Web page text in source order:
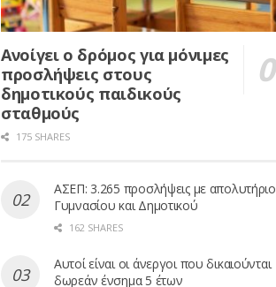
Ανοίγει ο δρόμος για μόνιμες
προσλήψεις στους
δημοτικούς παιδικούς
σταθμούς
175 SHARES
ΑΣΕΠ: 3.265 προσλήψεις με απολυτήριο
Γυμνασίου και Δημοτικού
162 SHARES
Αυτοί είναι οι άνεργοι που δικαιούνται
δωρεάν ένσημα 5 έτων